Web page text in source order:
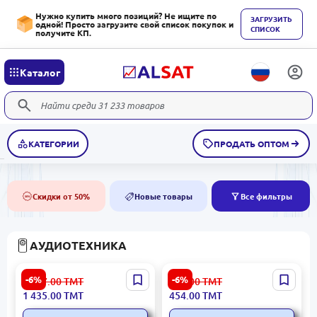
Нужно купить много позиций? Не ищите по
одной! Просто загрузите свой список покупок и
получите КП.
ЗАГРУЗИТЬ
СПИСОК
Каталог
КАТЕГОРИИ ПРОДАТЬ ОПТОМ
50% Скидки от 50% NEW Новые товары Все фильтры
АУДИОТЕХНИКА
-6%
EDIFIER SPER1200T2 |
Компьютерная акустика
2.0 24Вт Bluetooth Дерево
1 527.00ТМТ
1 435.00ТМТ
-6%
Red Dragon SPRDGS590 |
Колонки для ПК 2.0 6Вт
USB RGB
487.00ТМТ
454.00ТМТ